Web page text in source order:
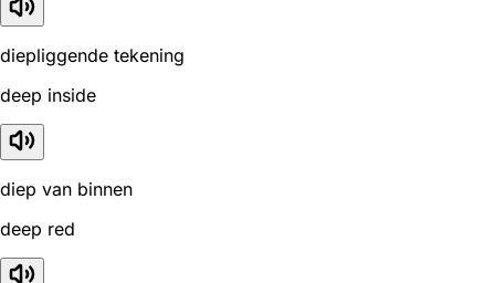
diepliggende tekening
deep inside
diep van binnen
deep red